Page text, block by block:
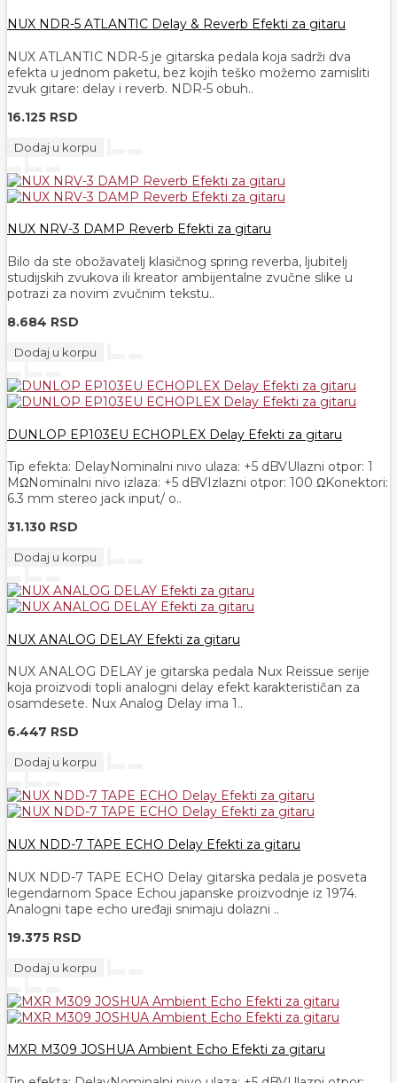
NUX NDR-5 ATLANTIC Delay & Reverb Efekti za gitaru
NUX ATLANTIC NDR-5 je gitarska pedala koja sadrži dva
efekta u jednom paketu, bez kojih teško možemo zamisliti
zvuk gitare: delay i reverb. NDR-5 obuh..
16.125 RSD
Dodaj u korpu
NUX NRV-3 DAMP Reverb Efekti za gitaru
Bilo da ste obožavatelj klasičnog spring reverba, ljubitelj
studijskih zvukova ili kreator ambijentalne zvučne slike u
potrazi za novim zvučnim tekstu..
8.684 RSD
Dodaj u korpu
DUNLOP EP103EU ECHOPLEX Delay Efekti za gitaru
Tip efekta: DelayNominalni nivo ulaza: +5 dBVUlazni otpor: 1
MΩNominalni nivo izlaza: +5 dBVIzlazni otpor: 100 ΩKonektori:
6.3 mm stereo jack input/ o..
31.130 RSD
Dodaj u korpu
NUX ANALOG DELAY Efekti za gitaru
NUX ANALOG DELAY je gitarska pedala Nux Reissue serije
koja proizvodi topli analogni delay efekt karakterističan za
osamdesete. Nux Analog Delay ima 1..
6.447 RSD
Dodaj u korpu
NUX NDD-7 TAPE ECHO Delay Efekti za gitaru
NUX NDD-7 TAPE ECHO Delay gitarska pedala je posveta
legendarnom Space Echou japanske proizvodnje iz 1974.
Analogni tape echo uređaji snimaju dolazni ..
19.375 RSD
Dodaj u korpu
MXR M309 JOSHUA Ambient Echo Efekti za gitaru